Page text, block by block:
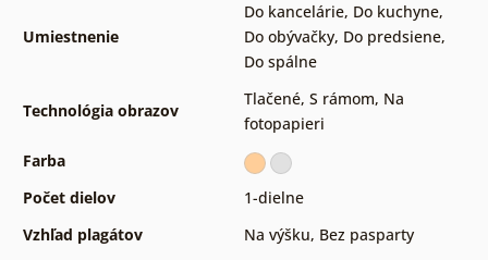
Umiestnenie
Do kancelárie, Do kuchyne,
Do obývačky, Do predsiene,
Do spálne
Technológia obrazov
Tlačené, S rámom, Na
fotopapieri
Farba
Počet dielov
1-dielne
Vzhľad plagátov
Na výšku, Bez pasparty